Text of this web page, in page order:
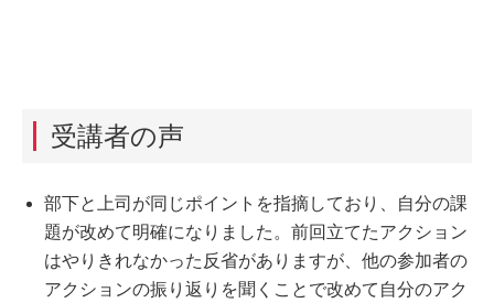
受講者の声
部下と上司が同じポイントを指摘しており、自分の課
題が改めて明確になりました。前回立てたアクション
はやりきれなかった反省がありますが、他の参加者の
アクションの振り返りを聞くことで改めて自分のアク